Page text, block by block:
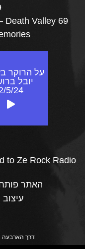
Death Valley 69'
על הרוקר
יובל
5/24
to Ze Rock Radio
האתר
דרך הארבעה 1, עכו, 052-3434878 |